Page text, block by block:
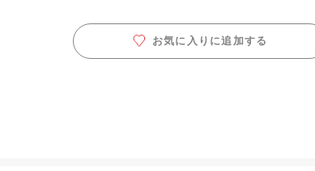
お気に入りに追加する